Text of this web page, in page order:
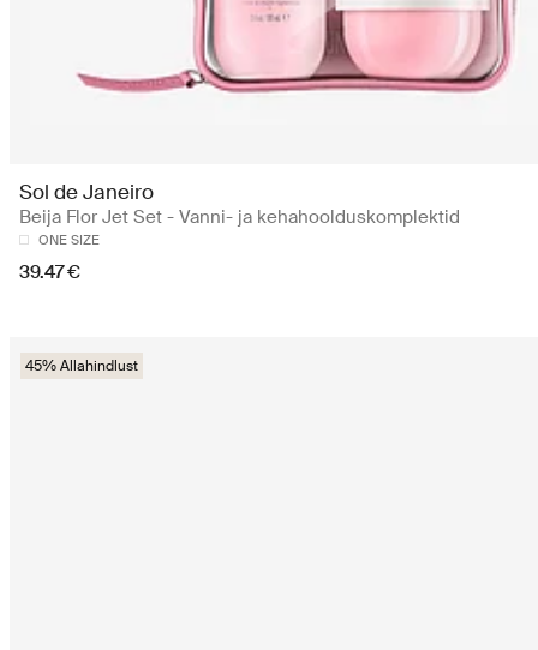
Sol de Janeiro
Beija Flor Jet Set - Vanni- ja kehahoolduskomplektid
ONE SIZE
39.47 €
45% Allahindlust